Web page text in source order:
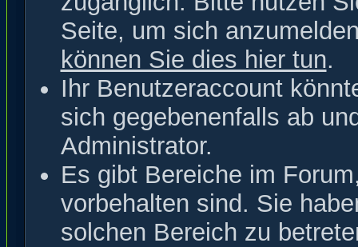
Seite, um sich
können Sie dies hier tun.
Ihr Benutzeraccount
sich gegebenenfalls ab
Administrator.
Es gibt Bereiche im
vorbehalten sind. Sie
solchen Bereich zu